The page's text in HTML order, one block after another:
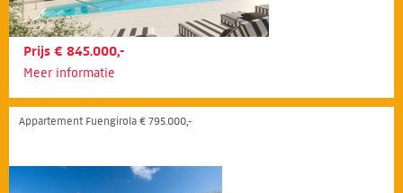
Prijs € 845.000,-
Meer informatie
Appartement Fuengirola € 795.000,-